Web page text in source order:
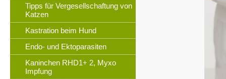
Tipps für Vergesellschaftung von
Katzen
Kastration beim Hund
Endo- und Ektoparasiten
Kaninchen RHD1+ 2, Myxo
Impfung